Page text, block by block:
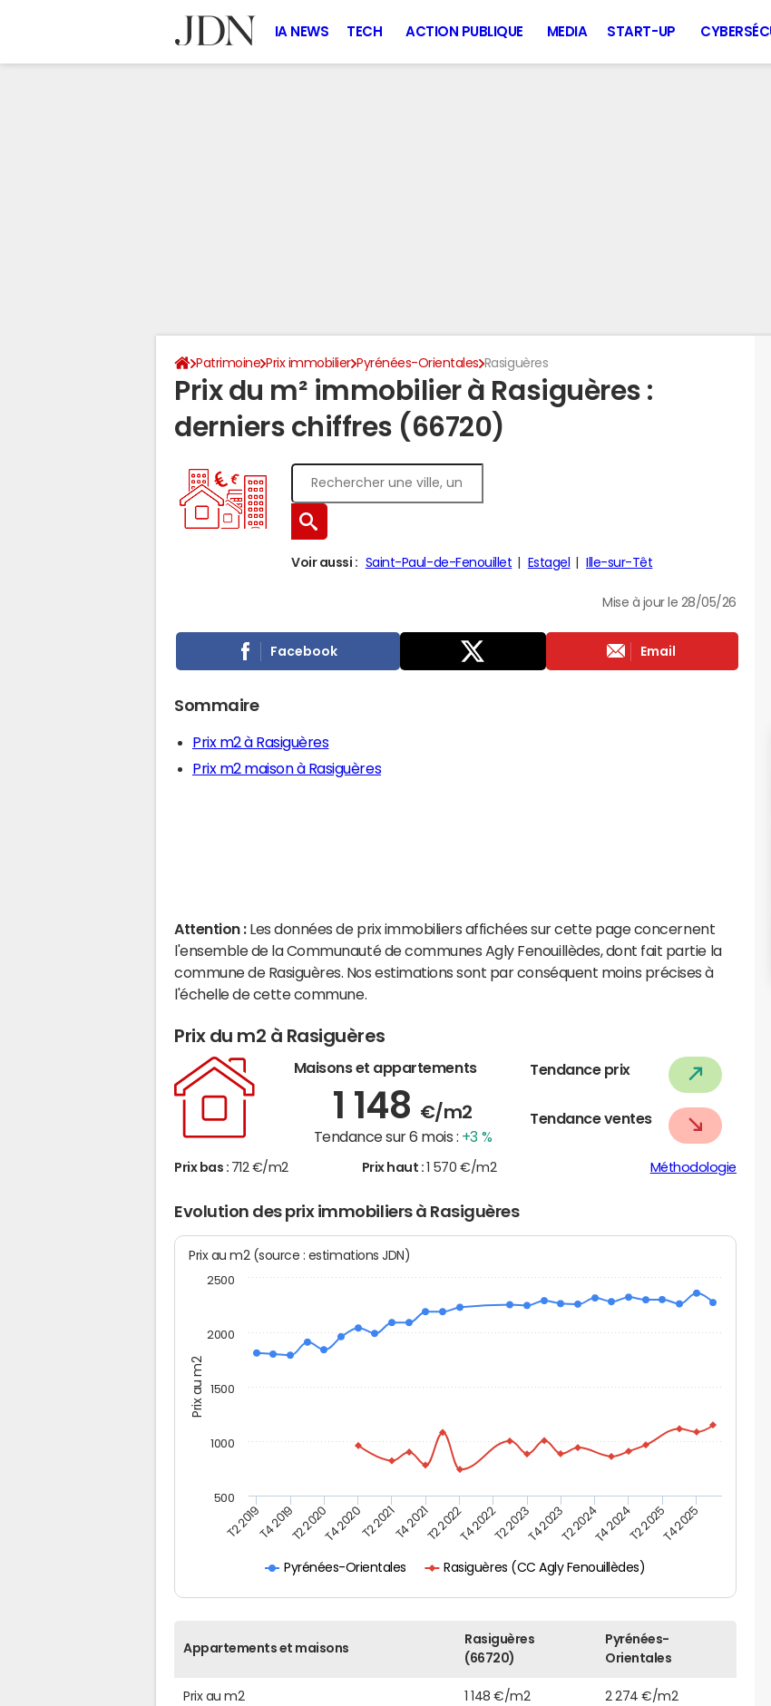
IA NEWS TECH ACTION PUBLIQUE MEDIA START-UP
Patrimoine Prix immobilier Pyrénées-Orientales Rasiguères
Prix du m² immobilier à Rasiguères :
derniers chiffres (66720)
Voir aussi : Saint-Paul-de-Fenouillet Estagel Ille-sur-Têt
Mise à jour le 28/05/26
Facebook Email
Sommaire
Prix m2 à Rasiguères
Prix m2 maison à Rasiguères
Attention : Les données de prix immobiliers affichées sur cette page concernent
l'ensemble de la Communauté de communes Agly Fenouillèdes, dont fait partie la
commune de Rasiguères. Nos estimations sont par conséquent moins précises à
l'échelle de cette commune.
Prix du m2 à Rasiguères
Maisons et appartements
1 148 €/m2
Tendance sur 6 mois : +3 %
Tendance prix
Tendance ventes
Prix bas : 712 €/m2 Prix haut : 1 570 €/m2 Méthodologie
Evolution des prix immobiliers à Rasiguères
Prix au m2
Prix au m2 (source : estimations JDN)
Pyrénées-Orientales Rasiguères (CC Agly Fenouillèdes)
T2 2019T4 2019T2 2020T4 2020T2 2021T4 2021T2 2022T4 2022T2 2023T4 2023T2 2024T4 2024T2 2025T4 2025
500
1000
1500
2000
2500
Appartements et maisons
Rasiguères
(66720)
Pyrénées-
Orientales
Prix au m2 1 148 €/m2 2 274 €/m2